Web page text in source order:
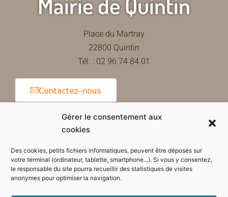
Gérer le consentement aux
cookies
Des cookies, petits fichiers informatiques, peuvent être déposés sur
votre terminal (ordinateur, tablette, smartphone...). Si vous y consentez,
le responsable du site pourra recueillir des statistiques de visites
anonymes pour optimiser la navigation.
Place du Martray
22800 Quintin
Tél. : 02 96 74 84 01
Contactez-nous
Horaires d'ouverture de la mairie